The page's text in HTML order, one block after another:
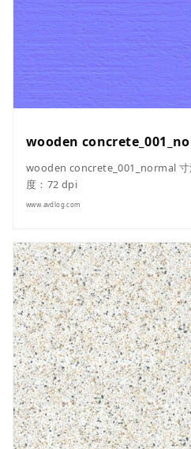
wooden
wooden concrete_001_normal
度：72 dpi
www.avdlog.com